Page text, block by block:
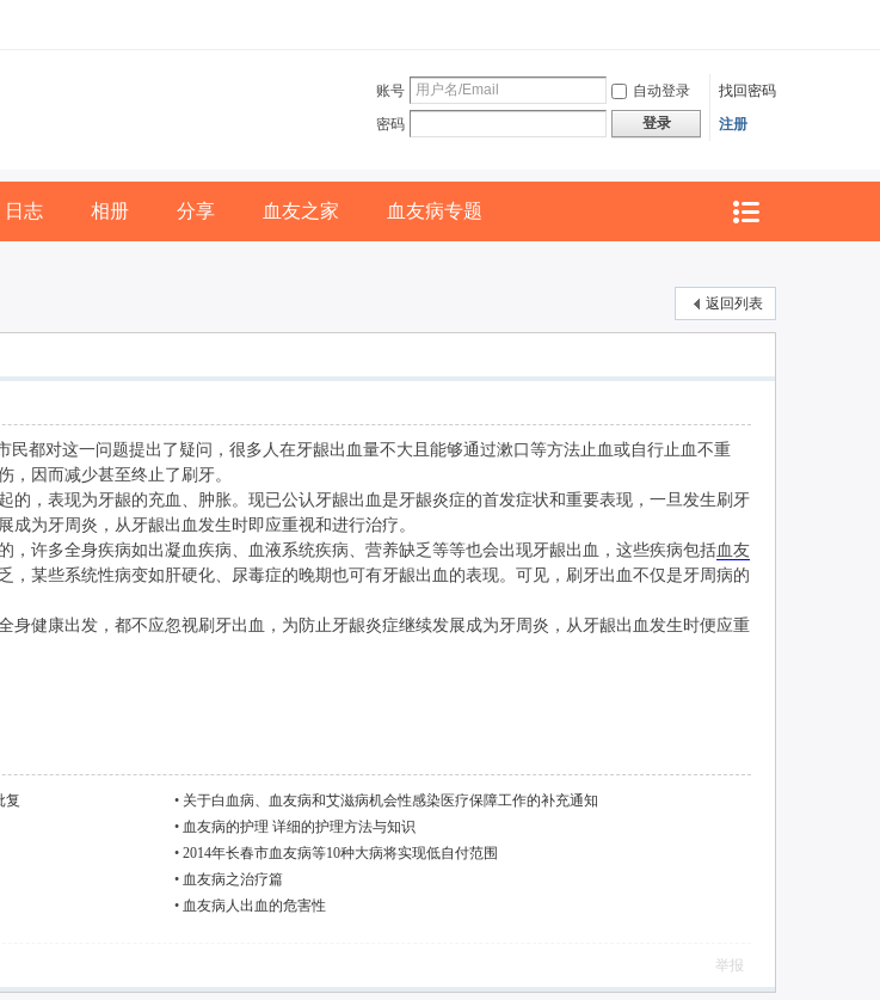
账号 自动登录
找回密码
密码
登录 注册
日志 相册 分享 血友之家 血友病专题
返回列表
都对这一问题提出了疑问，很多人在牙龈出血量不大且能够通过漱口等方法止血或自行止血不重
，因而减少甚至终止了刷牙。
，表现为牙龈的充血、肿胀。现已公认牙龈出血是牙龈炎症的首发症状和重要表现，一旦发生刷牙
为牙周炎，从牙龈出血发生时即应重视和进行治疗。
许多全身疾病如出凝血疾病、血液系统疾病、营养缺乏等等也会出现牙龈出血，这些疾病包括血友
，某些系统性病变如肝硬化、尿毒症的晚期也可有牙龈出血的表现。可见，刷牙出血不仅是牙周病的
健康出发，都不应忽视刷牙出血，为防止牙龈炎症继续发展成为牙周炎，从牙龈出血发生时便应重
复 • 关于白血病、血友病和艾滋病机会性感染医疗保障工作的补充通知
• 血友病的护理 详细的护理方法与知识
• 2014年长春市血友病等10种大病将实现低自付范围
• 血友病之治疗篇
• 血友病人出血的危害性
举报